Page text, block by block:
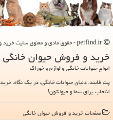
خرید و فروش حیوان خانگی
انواع حیوانات خانگی و لوازم و خوراک
پت فایند، دنیای حیوانات خانگی، در یک نگاه.
انتخاب برای شما و حیوانتون!
صفحات خرید و فروش حیوان خانگی